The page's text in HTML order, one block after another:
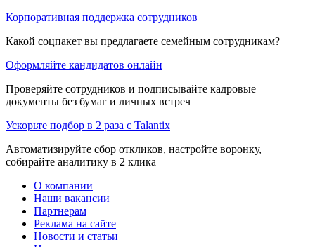
Корпоративная поддержка сотрудников
Какой соцпакет вы предлагаете семейным сотрудникам?
Оформляйте кандидатов онлайн
Проверяйте сотрудников и подписывайте кадровые
документы без бумаг и личных встреч
Ускорьте подбор в 2 раза с Talantix
Автоматизируйте сбор откликов, настройте воронку,
собирайте аналитику в 2 клика
О компании
Наши вакансии
Партнерам
Реклама на сайте
Новости и статьи